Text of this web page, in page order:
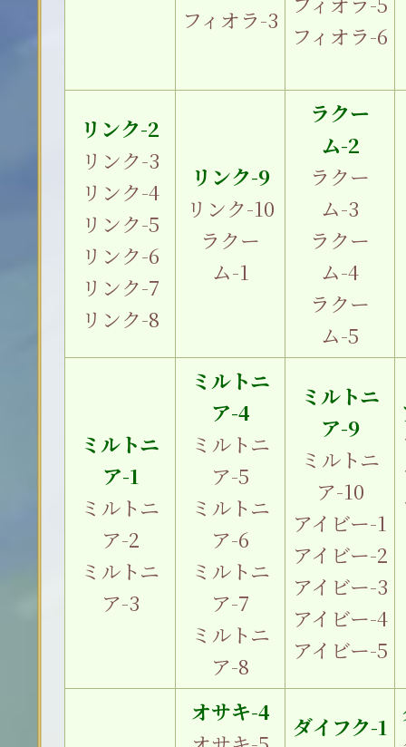
フィオラ-3
フィオラ-6
リンク-2
リンク-3
リンク-4
リンク-5
リンク-6
リンク-7
リンク-8
リンク-9
リンク-10
ラクー
ム-1
ラクー
ム-2
ラクー
ム-3
ラクー
ム-4
ラクー
ム-5
ミルトニ
ア-1
ミルトニ
ア-2
ミルトニ
ア-3
ミルトニ
ア-4
ミルトニ
ア-5
ミルトニ
ア-6
ミルトニ
ア-7
ミルトニ
ア-8
ミルトニ
ア-9
ミルトニ
ア-10
アイビー-1
アイビー-2
アイビー-3
アイビー-4
アイビー-5
オサキ-4
ダイフク-1